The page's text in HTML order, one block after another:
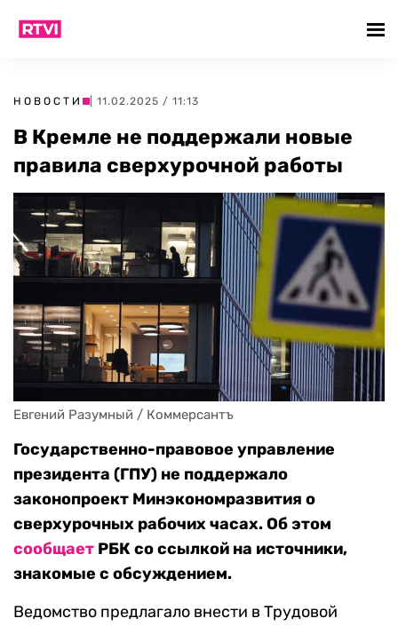
НОВОСТИ | 11.02.2025 / 11:13
В Кремле не поддержали новые
правила сверхурочной работы
Евгений Разумный / Коммерсантъ
Государственно-правовое управление
президента (ГПУ) не поддержало
законопроект Минэкономразвития о
сверхурочных рабочих часах. Об этом
сообщает РБК со ссылкой на источники,
знакомые с обсуждением.
Ведомство предлагало внести в Трудовой